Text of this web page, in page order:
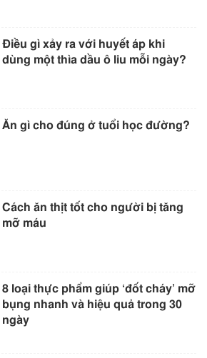
Điều gì xảy ra với huyết áp khi
dùng một thìa dầu ô liu mỗi ngày?
Ăn gì cho đúng ở tuổi học đường?
Cách ăn thịt tốt cho người bị tăng
mỡ máu
8 loại thực phẩm giúp ‘đốt cháy’ mỡ
bụng nhanh và hiệu quả trong 30
ngày